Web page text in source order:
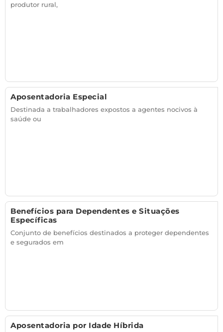
produtor rural,
Aposentadoria Especial
Destinada a trabalhadores expostos a agentes nocivos à
saúde ou
Benefícios para Dependentes e Situações
Específicas
Conjunto de benefícios destinados a proteger dependentes
e segurados em
Aposentadoria por Idade Híbrida